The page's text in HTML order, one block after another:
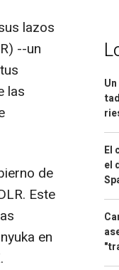
lazos
--un
las
de
Este
en
El
el